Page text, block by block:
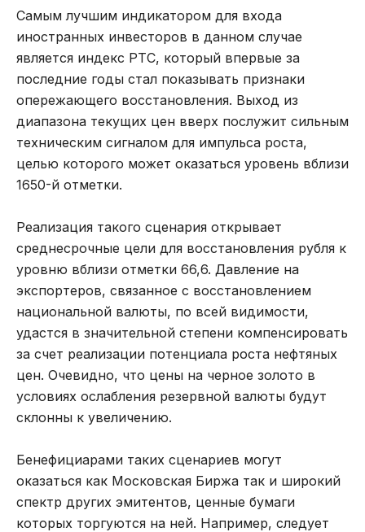
Самым лучшим индикатором для входа
иностранных инвесторов в данном случае
является индекс РТС, который впервые за
последние годы стал показывать признаки
опережающего восстановления. Выход из
диапазона текущих цен вверх послужит сильным
техническим сигналом для импульса роста,
целью которого может оказаться уровень вблизи
1650-й отметки.
Реализация такого сценария открывает
среднесрочные цели для восстановления рубля к
уровню вблизи отметки 66,6. Давление на
экспортеров, связанное с восстановлением
национальной валюты, по всей видимости,
удастся в значительной степени компенсировать
за счет реализации потенциала роста нефтяных
цен. Очевидно, что цены на черное золото в
условиях ослабления резервной валюты будут
склонны к увеличению.
Бенефициарами таких сценариев могут
оказаться как Московская Биржа так и широкий
спектр других эмитентов, ценные бумаги
которых торгуются на ней. Например, следует